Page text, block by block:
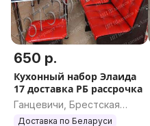
650 р.
Кухонный набор Элаида
17 доставка РБ рассрочка
Ганцевичи, Брестская
область
Доставка по Беларуси